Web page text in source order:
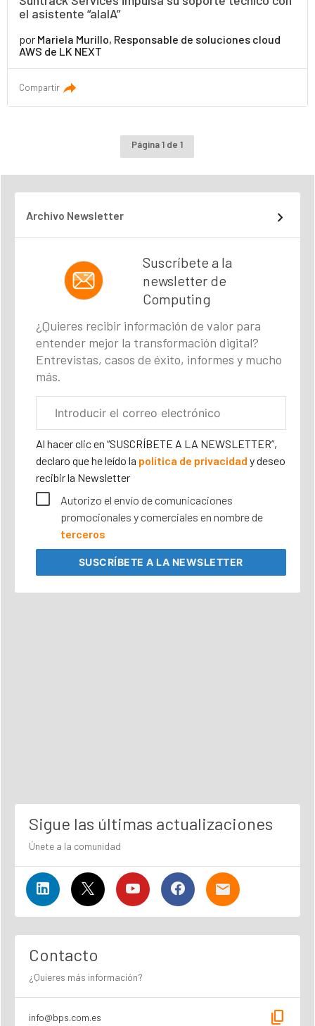
el asistente “alaIA”
por Mariela Murillo, Responsable de soluciones cloud
AWS de LK NEXT
Compartir
Página 1 de 1
Archivo Newsletter
Suscríbete a la
newsletter de
Computing
¿Quieres recibir información de valor para
entender mejor la transformación digital?
Entrevistas, casos de éxito, informes y mucho
más.
electrónico
corporativo
Al hacer clic en “SUSCRÍBETE A LA NEWSLETTER”,
declaro que he leído la política de privacidad y deseo
recibir la Newsletter
Autorizo el envío de comunicaciones
promocionales y comerciales en nombre de
terceros
SUSCRÍBETEA LA NEWSLETTER
Sigue las últimas actualizaciones
Únete a la comunidad
Contacto
¿Quieres más información?
info@bps.com.es content_copy